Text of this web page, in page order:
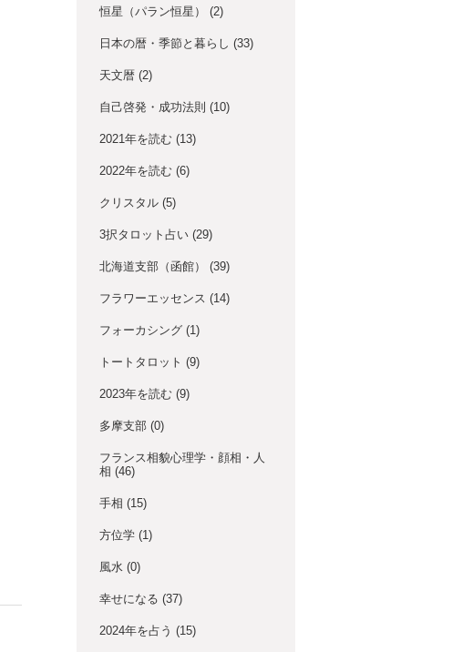
恒星（パラン恒星） (2)
日本の暦・季節と暮らし (33)
天文暦 (2)
自己啓発・成功法則 (10)
2021年を読む (13)
2022年を読む (6)
クリスタル (5)
3択タロット占い (29)
北海道支部（函館） (39)
フラワーエッセンス (14)
フォーカシング (1)
トートタロット (9)
2023年を読む (9)
多摩支部 (0)
フランス相貌心理学・顔相・人
相 (46)
手相 (15)
方位学 (1)
風水 (0)
幸せになる (37)
2024年を占う (15)